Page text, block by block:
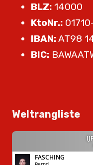
BLZ: 14000
KtoNr.:
IBAN:AT98
BIC:
Weltrangliste